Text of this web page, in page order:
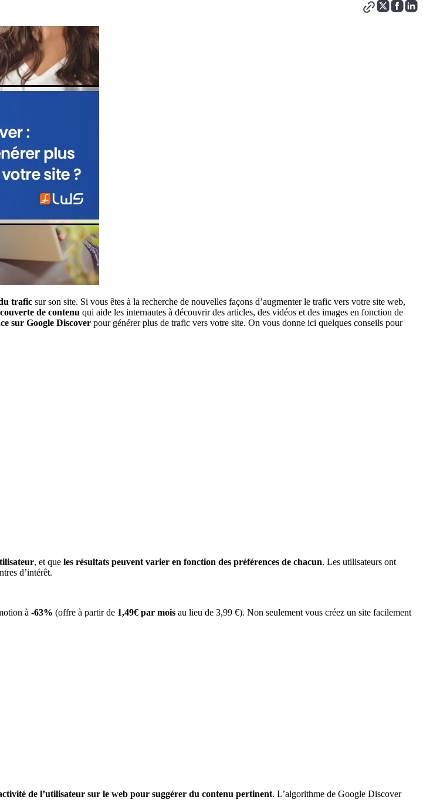
trafic sur son site. Si vous êtes à la recherche de nouvelles façons d’augmenter le trafic vers votre site web,
de contenu qui aide les internautes à découvrir des articles, des vidéos et des images en fonction de
sur Google Discover pour générer plus de trafic vers votre site. On vous donne ici quelques conseils pour
, et que les résultats peuvent varier en fonction des préférences de chacun. Les utilisateurs ont
d’intérêt.
à -63% (offre à partir de 1,49€ par mois au lieu de 3,99 €). Non seulement vous créez un site facilement
de l’utilisateur sur le web pour suggérer du contenu pertinent. L’algorithme de Google Discover